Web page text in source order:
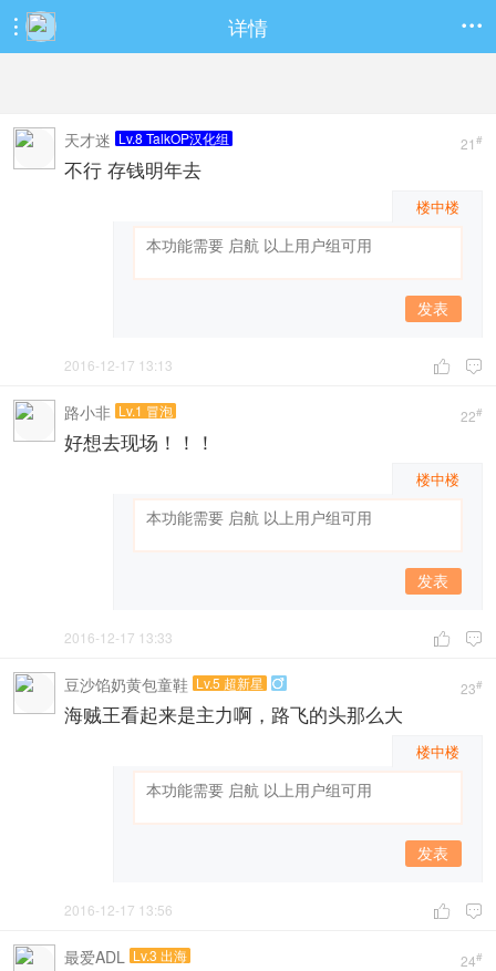
 详情 
21 #
天才迷 Lv.8 TalkOP汉化组
不行 存钱明年去
楼中楼
发表
 
2016-12-17 13:13
22#
路小非 Lv.1 冒泡
好想去现场！！！
楼中楼
发表
 
2016-12-17 13:33
23#
豆沙馅奶黄包童鞋 Lv.5 超新星 
海贼王看起来是主力啊，路飞的头那么大
楼中楼
发表
 
2016-12-17 13:56
24#
最爱ADL Lv.3 出海